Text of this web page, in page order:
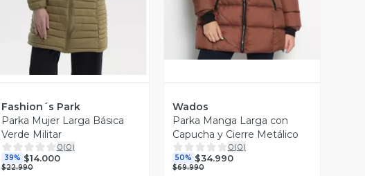
Fashion´s Park
Parka Mujer Larga Básica
Verde Militar
0(0)
39% $14.000
$22.990
Wados
Parka Manga Larga con
Capucha y Cierre Metálico
0(0)
50% $34.990
$69.990